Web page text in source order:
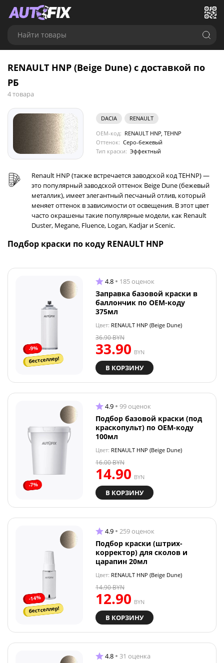
Найти товары
RENAULT HNP (Beige Dune) с доставкой по
РБ
4 товара
DACIA
RENAULT
OEM-код: RENAULT HNP, TEHNP
Оттенок: Серо-бежевый
Тип краски: Эффектный
Renault HNP (также встречается заводской код TEHNP) —
это популярный заводской оттенок Beige Dune (бежевый
металлик), имеет элегантный песчаный отлив, который
меняет оттенок в зависимости от освещения. В этот цвет
часто окрашены такие популярные модели, как Renault
Duster, Megane, Fluence, Logan, Kadjar и Scenic.
Подбор краски по коду RENAULT HNP
-9%
бестселлер!
4.8 185 оценок
Заправка базовой краски в
баллончик по OEM-коду
375мл
Цвет: RENAULT HNP (Beige Dune)
33.90 BYN
36.90BYN
В КОРЗИНУ
-7%
4.9 99 оценок
Подбор базовой краски (под
краскопульт) по OEM-коду
100мл
Цвет: RENAULT HNP (Beige Dune)
14.90 BYN
16.00BYN
В КОРЗИНУ
-14%
бестселлер!
4.9 259 оценок
Подбор краски (штрих-
корректор) для сколов и
царапин 20мл
Цвет: RENAULT HNP (Beige Dune)
12.90 BYN
14.90BYN
В КОРЗИНУ
4.8 31 оценка